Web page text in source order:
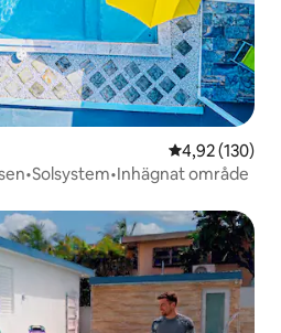
4,92 av 5 i
4,92 (130)
område